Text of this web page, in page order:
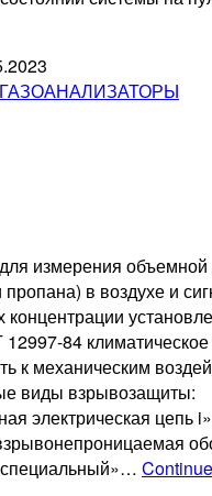
ГАЗОАНАЛИЗАТОРЫ
измерения
пропана) в воздухе и
84
к механическим
виды взрывозащиты:
электрическая цепь